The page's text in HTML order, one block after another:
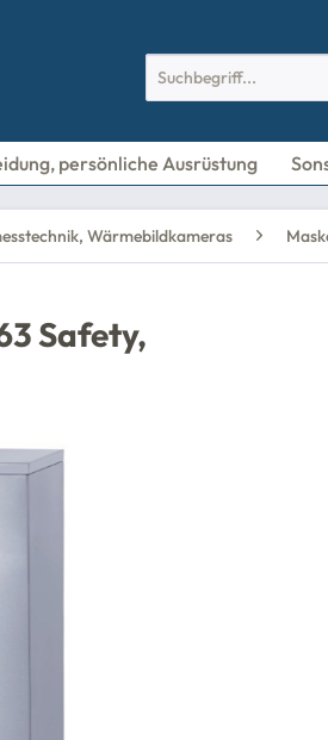
persönliche Ausrüstung
Wärmebildkameras
Safety,